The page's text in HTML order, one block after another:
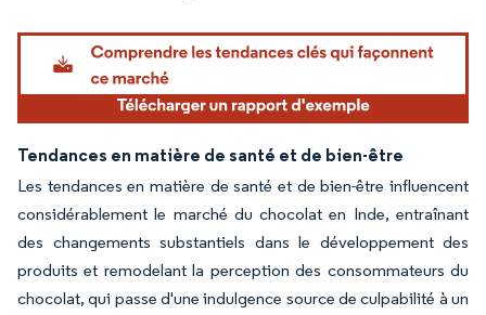
Tendances en matière de santé et de bien-être
Les tendances en matière de santé et de bien-être influencent
considérablement le marché du chocolat en Inde, entraînant
des changements substantiels dans le développement des
produits et remodelant la perception des consommateurs du
chocolat, qui passe d'une indulgence source de culpabilité à un